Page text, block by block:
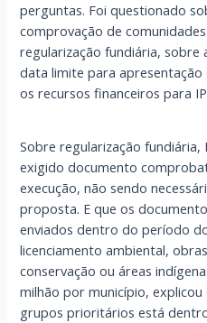
perguntas. Foi questionado
comprovação de
regularização fundiária,
data limite para
os recursos financeiros para
Sobre regularização fundiária,
exigido documento
execução, não sendo
proposta. E que os
enviados dentro do período
licenciamento ambiental,
conservação ou áreas
milhão por município,
grupos prioritários está